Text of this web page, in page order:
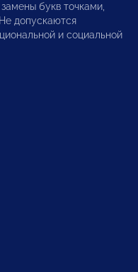
букв точками,
допускаются
и социальной